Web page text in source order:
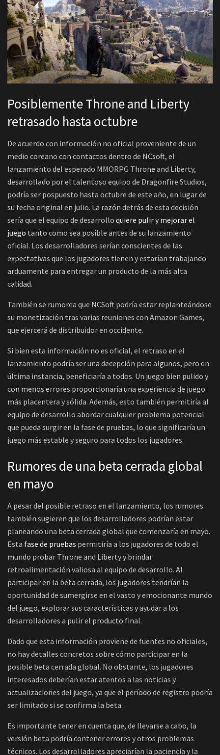
Posiblemente Throne and Liberty
retrasado hasta octubre
De acuerdo con información no oficial proveniente de un
medio coreano con contactos dentro de NCsoft, el
lanzamiento del esperado MMORPG Throne and Liberty,
desarrollado por el talentoso equipo de Dragonfire Studios,
podría ser pospuesto hasta octubre de este año, en lugar de
su fecha original en julio. La razón detrás de esta decisión
sería que el equipo de desarrollo quiere pulir y mejorar el
juego tanto como sea posible antes de su lanzamiento
oficial. Los desarrolladores serían conscientes de las
expectativas que los jugadores tienen y estarían trabajando
arduamente para entregar un producto de la más alta
calidad.
También se rumorea que NCSoft podría estar replanteándose
su monetización tras varias reuniones con Amazon Games,
que ejercerá de distribuidor en occidente.
Si bien esta información no es oficial, el retraso en el
lanzamiento podría ser una decepción para algunos, pero en
última instancia, beneficiaría a todos. Un juego bien pulido y
con menos errores proporcionaría una experiencia de juego
más placentera y sólida. Además, esto también permitiría al
equipo de desarrollo abordar cualquier problema potencial
que pueda surgir en la fase de pruebas, lo que significaría un
juego más estable y seguro para todos los jugadores.
Rumores de una beta cerrada global
en mayo
A pesar del posible retraso en el lanzamiento, los rumores
también sugieren que los desarrolladores podrían estar
planeando una beta cerrada global que comenzaría en mayo.
Esta fase de pruebas permitiría a los jugadores de todo el
mundo probar Throne and Liberty y brindar
retroalimentación valiosa al equipo de desarrollo. Al
participar en la beta cerrada, los jugadores tendrían la
oportunidad de sumergirse en el vasto y emocionante mundo
del juego, explorar sus características y ayudar a los
desarrolladores a pulir el producto final.
Dado que esta información proviene de fuentes no oficiales,
no hay detalles concretos sobre cómo participar en la
posible beta cerrada global. No obstante, los jugadores
interesados deberían estar atentos a las noticias y
actualizaciones del juego, ya que el período de registro podría
ser limitado si se confirma la beta.
Es importante tener en cuenta que, de llevarse a cabo, la
versión beta podría contener errores y otros problemas
técnicos. Los desarrolladores apreciarían la paciencia y la